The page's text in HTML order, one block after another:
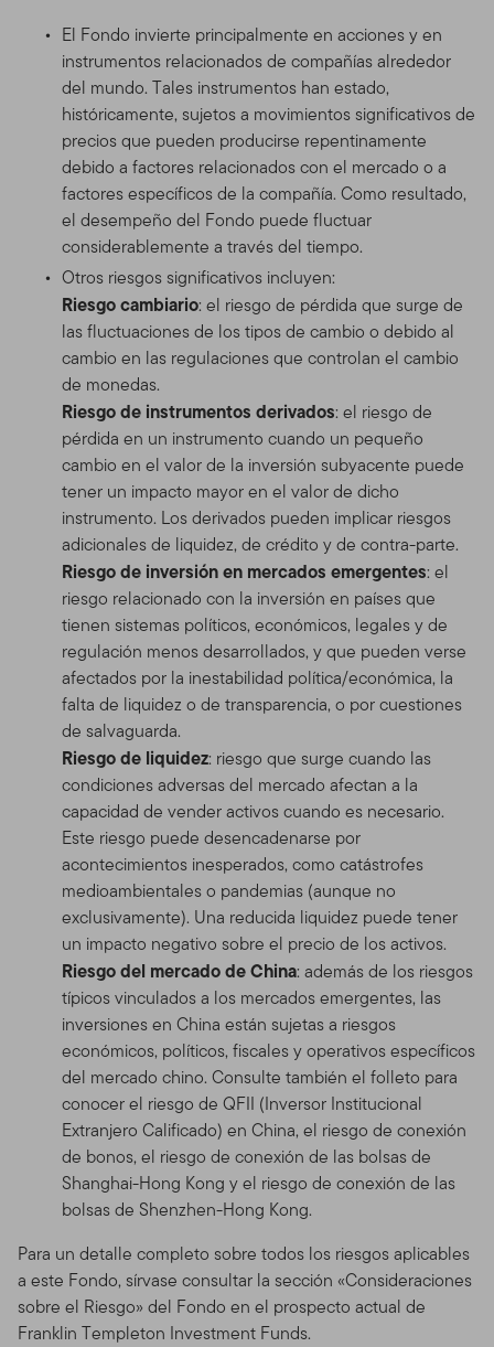
El Fondo invierte principalmente en acciones y en
instrumentos relacionados de compañías alrededor
del mundo. Tales instrumentos han estado,
históricamente, sujetos a movimientos significativos de
precios que pueden producirse repentinamente
debido a factores relacionados con el mercado o a
factores específicos de la compañía. Como resultado,
el desempeño del Fondo puede fluctuar
considerablemente a través del tiempo.
Otros riesgos significativos incluyen:
Riesgo cambiario: el riesgo de pérdida que surge de
las fluctuaciones de los tipos de cambio o debido al
cambio en las regulaciones que controlan el cambio
de monedas.
Riesgo de instrumentos derivados: el riesgo de
pérdida en un instrumento cuando un pequeño
cambio en el valor de la inversión subyacente puede
tener un impacto mayor en el valor de dicho
instrumento. Los derivados pueden implicar riesgos
adicionales de liquidez, de crédito y de contra-parte.
Riesgo de inversión en mercados emergentes: el
riesgo relacionado con la inversión en países que
tienen sistemas políticos, económicos, legales y de
regulación menos desarrollados, y que pueden verse
afectados por la inestabilidad política/económica, la
falta de liquidez o de transparencia, o por cuestiones
de salvaguarda.
Riesgo de liquidez: riesgo que surge cuando las
condiciones adversas del mercado afectan a la
capacidad de vender activos cuando es necesario.
Este riesgo puede desencadenarse por
acontecimientos inesperados, como catástrofes
medioambientales o pandemias (aunque no
exclusivamente). Una reducida liquidez puede tener
un impacto negativo sobre el precio de los activos.
Riesgo del mercado de China: además de los riesgos
típicos vinculados a los mercados emergentes, las
inversiones en China están sujetas a riesgos
económicos, políticos, fiscales y operativos específicos
del mercado chino. Consulte también el folleto para
conocer el riesgo de QFII (Inversor Institucional
Extranjero Calificado) en China, el riesgo de conexión
de bonos, el riesgo de conexión de las bolsas de
Shanghai-Hong Kong y el riesgo de conexión de las
bolsas de Shenzhen-Hong Kong.
Para un detalle completo sobre todos los riesgos aplicables
a este Fondo, sírvase consultar la sección «Consideraciones
sobre el Riesgo» del Fondo en el prospecto actual de
Franklin Templeton Investment Funds.